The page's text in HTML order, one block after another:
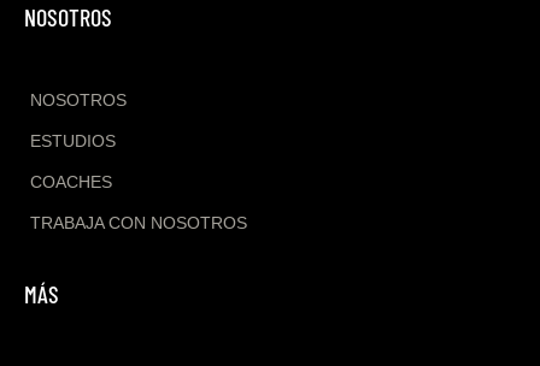
NOSOTROS
NOSOTROS
ESTUDIOS
COACHES
TRABAJA CON NOSOTROS
MÁS